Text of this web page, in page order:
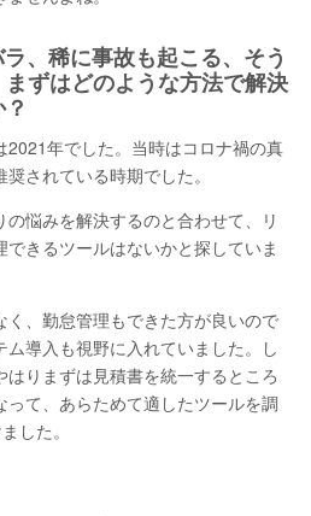
、稀に事故も起こる、そう
ずはどのような方法で解決
年でした。当時はコロナ禍の真
されている時期でした。
悩みを解決するのと合わせて、リ
きるツールはないかと探していま
く、勤怠管理もできた方が良いので
導入も視野に入れていました。し
りまずは見積書を統一するところ
て、あらためて適したツールを調
した。